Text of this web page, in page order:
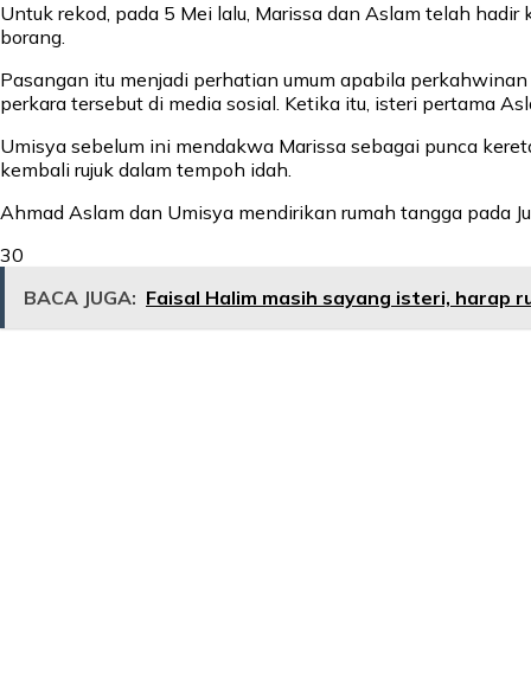
Untuk rekod, pada 5 Mei lalu, Marissa dan Aslam telah
borang.
Pasangan itu menjadi perhatian umum apabila
perkara tersebut di media sosial. Ketika itu, isteri pertama
Umisya sebelum ini mendakwa Marissa sebagai punca
kembali rujuk dalam tempoh idah.
Ahmad Aslam dan Umisya mendirikan rumah tangga pada
30
BACA JUGA: Faisal Halim masih sayang isteri, harap